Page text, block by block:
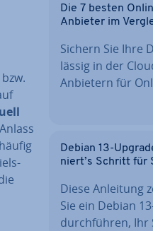
Die 7 besten
Anbieter im
Sichern Sie Ihre
läs­sig in der
Anbietern für
Debian 13-
niert’s Schritt für
Diese Anleitung
Sie ein Debian
durch­füh­ren, Ihr